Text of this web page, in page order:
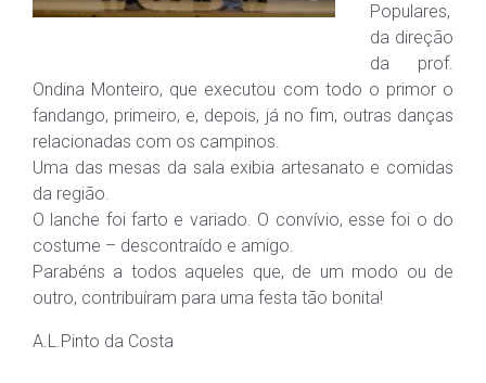
Populares,
da direção
da prof.
Ondina Monteiro, que executou com todo o primor o
fandango, primeiro, e, depois, já no fim, outras danças
relacionadas com os campinos.
Uma das mesas da sala exibia artesanato e comidas
da região.
O lanche foi farto e variado. O convívio, esse foi o do
costume – descontraído e amigo.
Parabéns a todos aqueles que, de um modo ou de
outro, contribuíram para uma festa tão bonita!
A.L.Pinto da Costa